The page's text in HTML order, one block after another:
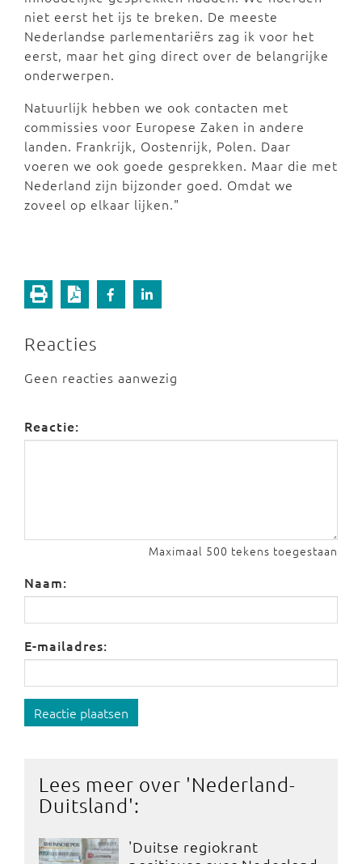
niet eerst het ijs te breken. De meeste
Nederlandse parlementariërs zag ik voor het
eerst, maar het ging direct over de belangrijke
onderwerpen.
Natuurlijk hebben we ook contacten met
commissies voor Europese Zaken in andere
landen. Frankrijk, Oostenrijk, Polen. Daar
voeren we ook goede gesprekken. Maar die met
Nederland zijn bijzonder goed. Omdat we
zoveel op elkaar lijken."
Reacties
Geen reacties aanwezig
Reactie:
Maximaal 500 tekens toegestaan
Naam:
E-mailadres:
Reactie plaatsen
Lees meer over 'Nederland-
Duitsland':
'Duitse regiokrant